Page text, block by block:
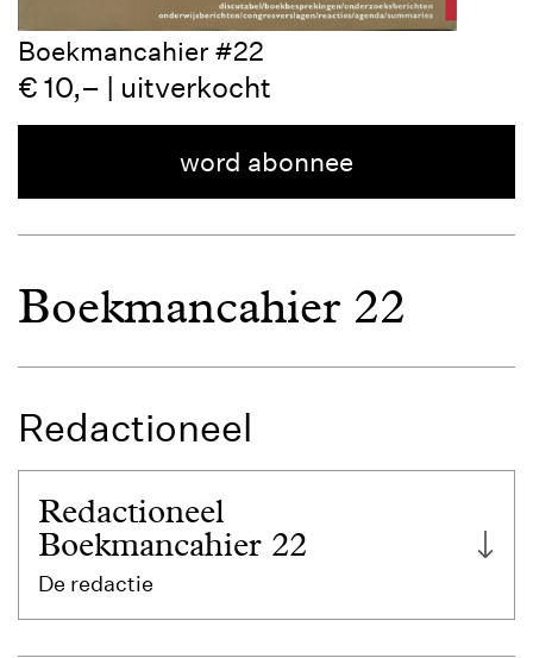
Boekmancahier #22
€ 10,– | uitverkocht
word abonnee
Boekmancahier 22
Redactioneel
Redactioneel
Boekmancahier 22
De redactie